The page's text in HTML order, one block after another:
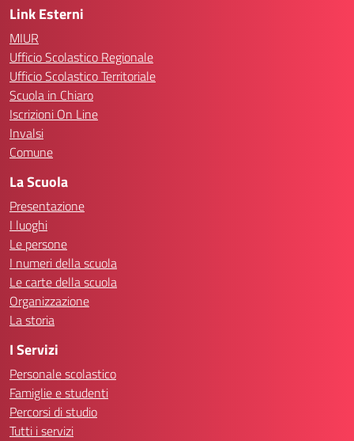
Link Esterni
MIUR
Ufficio Scolastico Regionale
Ufficio Scolastico Territoriale
Scuola in Chiaro
Iscrizioni On Line
Invalsi
Comune
La Scuola
Presentazione
I luoghi
Le persone
I numeri della scuola
Le carte della scuola
Organizzazione
La storia
I Servizi
Personale scolastico
Famiglie e studenti
Percorsi di studio
Tutti i servizi